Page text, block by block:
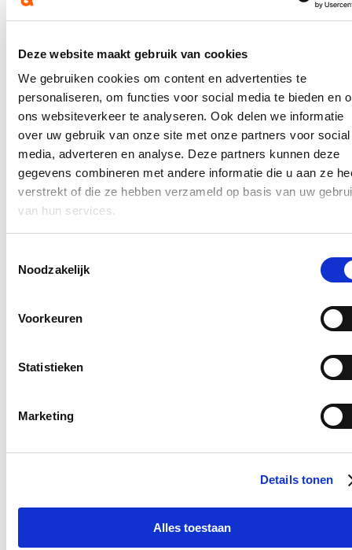
Deze website maakt gebruik van cookies
We gebruiken cookies om content en advertenties te
personaliseren, om functies voor social media te bieden en
ons websiteverkeer te analyseren. Ook delen we informatie
over uw gebruik van onze site met onze partners voor social
media, adverteren en analyse. Deze partners kunnen deze
gegevens combineren met andere informatie die u aan ze
verstrekt of die ze hebben verzameld op basis van uw
van hun services.
Noodzakelijk
Voorkeuren
Statistieken
Marketing
Details tonen
Alles toestaan
beangstigend voor de andere gasten en ook voor het personeel van
de recreatiedomeinen is dit allesbehalve aangenaam.
Lees meer
Federaal ParlementrecreatieVeiligheid
Stad maakt keuzes voor Sint-Pietersplas
In september 2020 is het studiebureau BUUR i.s.m. Corridor in
opdracht van de stad gestart met de opmaak van een masterplan
voor het recreatiegebied Sint-Pietersplas.
de stad onderzoeken op welke manier dit gebied verder kan
uitgroeien tot een stedelijke groenpool voor watersport,
Voor het eerst meer dan 1.000 plaatsen in
Ook in 2021 willen we kinderen actief aan het werk zetten met een
gezonde mix van sport en spel. Over heel 2021 kunnen wij
tienerkampen (12 tot 16 jaar) over een periode van 14 weken en 8